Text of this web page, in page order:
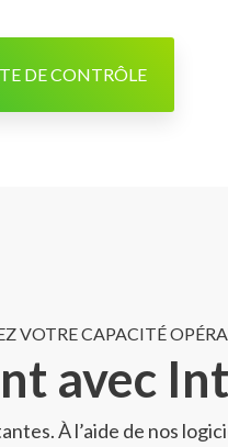
DE CONTRÔLE
VOTRE CAPACITÉ
avec
À l’aide de nos